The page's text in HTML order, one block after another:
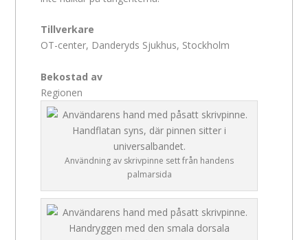
Tillverkare
OT-center, Danderyds Sjukhus, Stockholm
Bekostad av
Regionen
Användning av skrivpinne sett från handens
palmarsida